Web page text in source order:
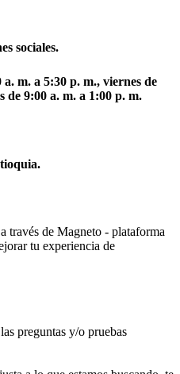
sociales.
m. a 5:30 p. m., viernes de
de 9:00 a. m. a 1:00 p. m.
través de Magneto - plataforma
tu experiencia de
preguntas y/o pruebas